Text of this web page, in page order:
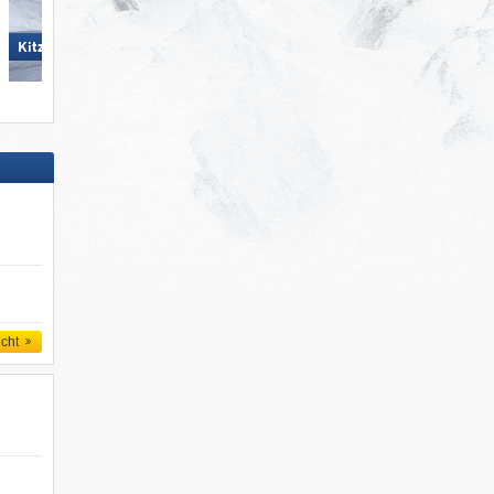
KitzSki – Kitzbühel/​Kirchberg Pfelders